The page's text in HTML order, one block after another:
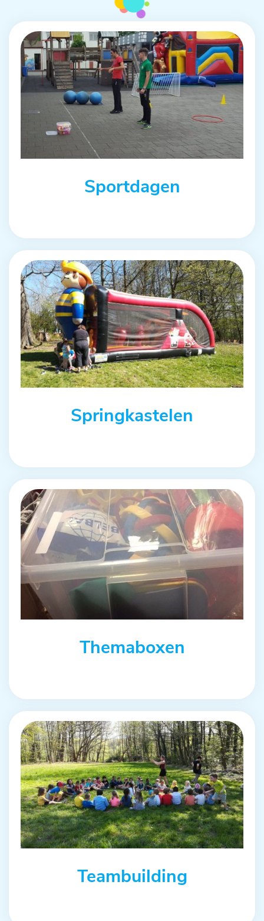
Sportdagen
Springkastelen
Themaboxen
Teambuilding